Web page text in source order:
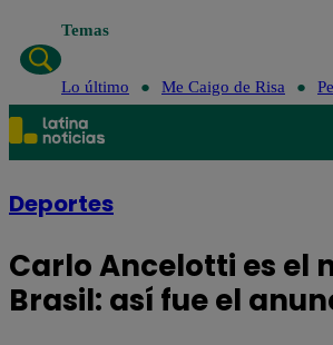
Temas
Lo último Me Caigo de Risa
Deportes
Carlo Ancelotti es el
Brasil: así fue el